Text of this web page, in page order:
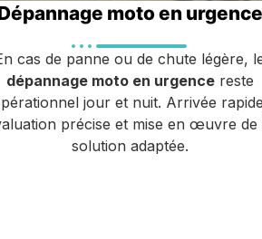
moto en urgence
cas de panne ou de chute légère,
dépannage moto en urgencereste
jour et nuit. Arrivée
précise et mise en œuvre de
solution adaptée.